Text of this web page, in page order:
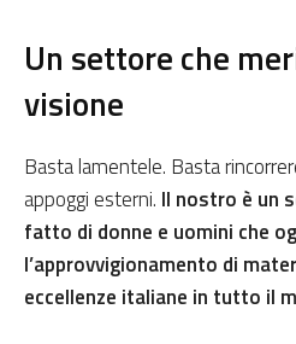
Un settore che
visione
Basta lamentele. Basta
appoggi esterni. Il nostro è un
fatto di donne e uomini che
l’approvvigionamento di
eccellenze italiane in tutto il